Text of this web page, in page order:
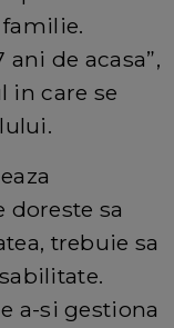
de acasa”,
in care se
doreste sa
trebuie sa
a-si gestiona